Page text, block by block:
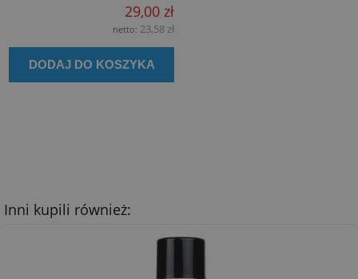
29,00 zł
netto: 23,58 zł
DODAJ DO KOSZYKA
Inni kupili również: